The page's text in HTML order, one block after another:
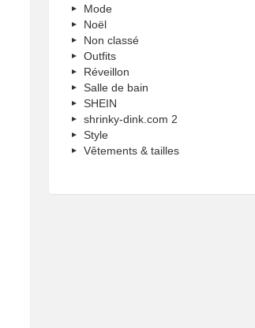
Mode
Noël
Non classé
Outfits
Réveillon
Salle de bain
SHEIN
shrinky-dink.com 2
Style
Vêtements & tailles